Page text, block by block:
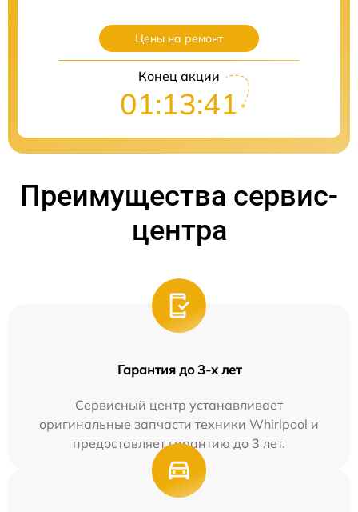
Цены на ремонт
Конец акции
01:13:40
Преимущества сервис-
центра
Гарантия до 3-х лет
Сервисный центр устанавливает
оригинальные запчасти техники Whirlpool и
предоставляет гарантию до 3 лет.